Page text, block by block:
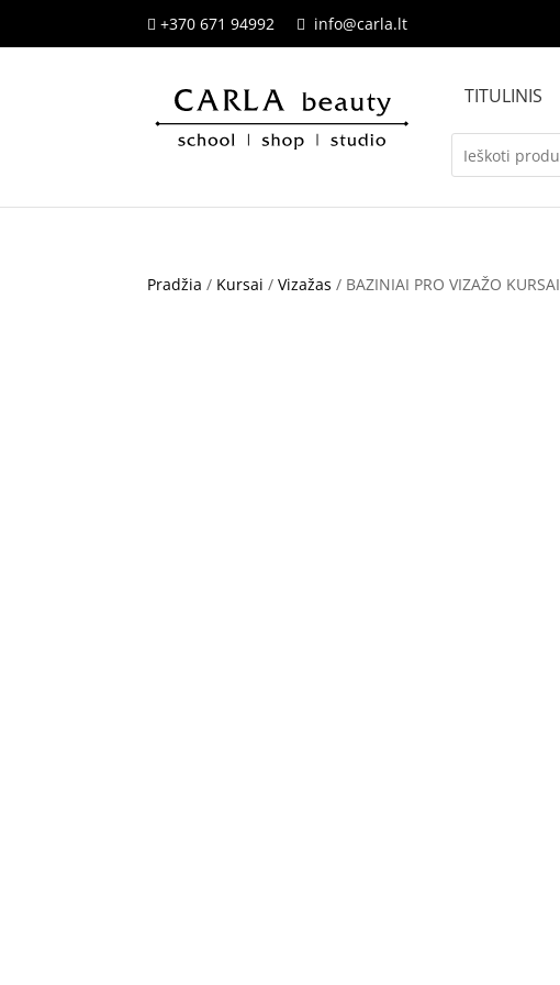
 +370 671 94992  info@carla.lt
TITULINIS
Pradžia / Kursai /Vizažas / BAZINIAI PRO VIZAŽO KURSAI